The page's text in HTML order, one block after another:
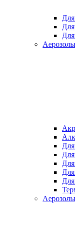
Для
Для